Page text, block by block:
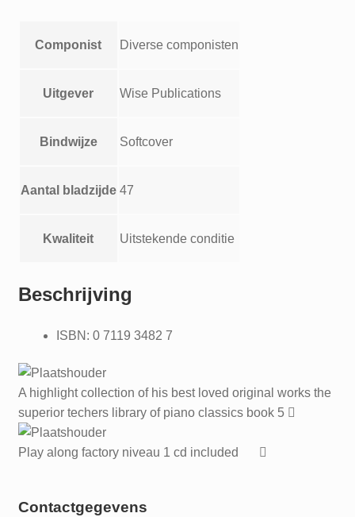
Componist Diverse componisten
Uitgever Wise Publications
Bindwijze Softcover
Aantal bladzijde 47
Kwaliteit Uitstekende conditie
Beschrijving
ISBN: 0 7119 3482 7
A highlight collection of his best loved original works the
superior techers library of piano classics book 5
Play along factory niveau 1 cd included
Contactgegevens